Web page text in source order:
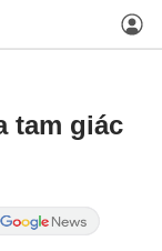
tam giác